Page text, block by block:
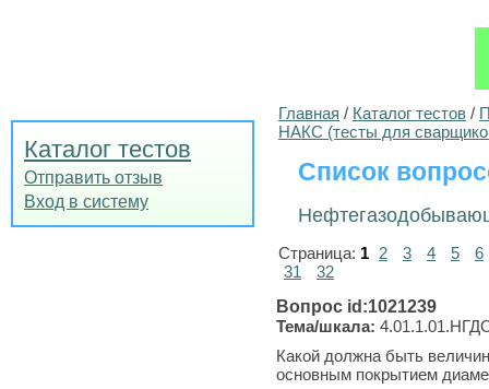
Каталог тестов
Отправить отзыв
Вход в систему
Главная / Каталог тестов /
НАКС (тесты для
Список
Страница: 1 2 3 4 5
6
31
32
Вопрос id:1021239
Тема/шкала:
Какой должна быть
основным покрытием